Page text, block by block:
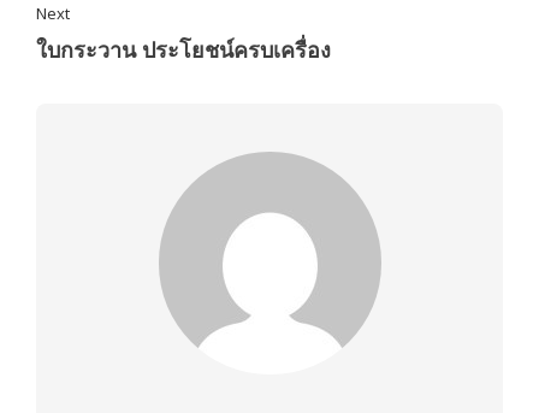
Next
ใบกระวาน ประโยชน์ครบเครื่อง